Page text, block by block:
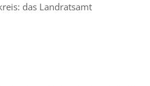
das Landratsamt